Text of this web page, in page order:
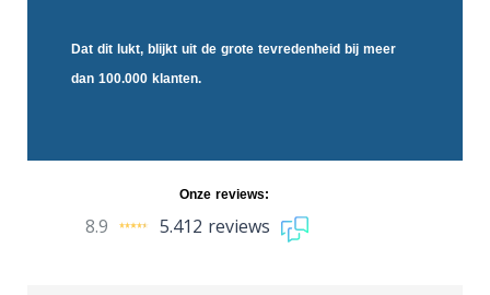
Dat dit lukt, blijkt uit de grote tevredenheid bij meer
dan 100.000 klanten.
Onze reviews:
8.9 5.412 reviews